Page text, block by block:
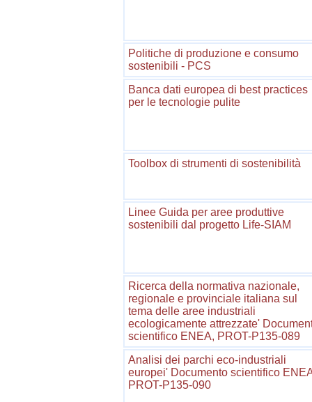
Politiche di produzione e consumo
sostenibili - PCS
Banca dati europea di best practices
per le tecnologie pulite
Toolbox di strumenti di sostenibilità
Linee Guida per aree produttive
sostenibili dal progetto Life-SIAM
Ricerca della normativa nazionale,
regionale e provinciale italiana sul
tema delle aree industriali
ecologicamente attrezzate'
scientifico ENEA, PROT-P135-089
Analisi dei parchi eco-industriali
europei' Documento scientifico
PROT-P135-090